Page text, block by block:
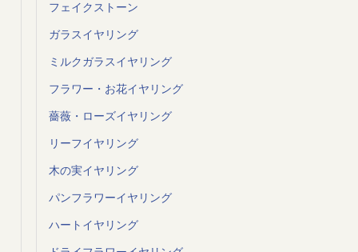
フェイクストーン
ガラスイヤリング
ミルクガラスイヤリング
フラワー・お花イヤリング
薔薇・ローズイヤリング
リーフイヤリング
木の実イヤリング
パンフラワーイヤリング
ハートイヤリング